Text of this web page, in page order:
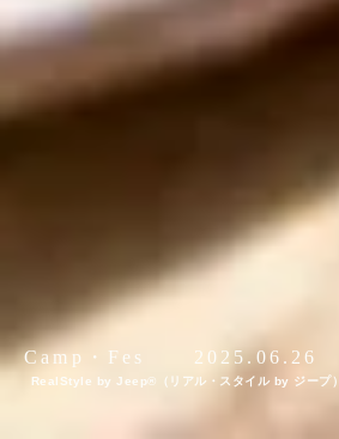
Camp・Fes 2025.06.26
RealStyle by Jeep®（リアル・スタイル by ジープ）